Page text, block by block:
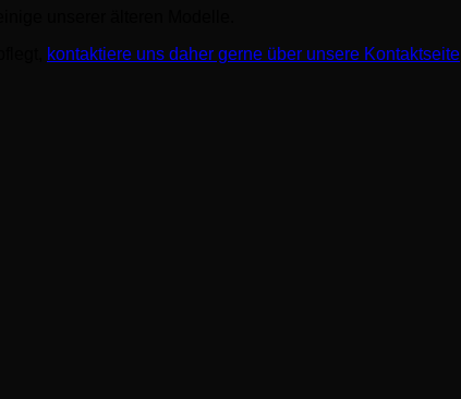
unserer älteren Modelle.
kontaktiere uns daher gerne über unsere Kontaktseite